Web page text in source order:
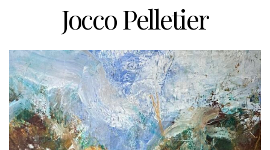
Jocco Pelletier